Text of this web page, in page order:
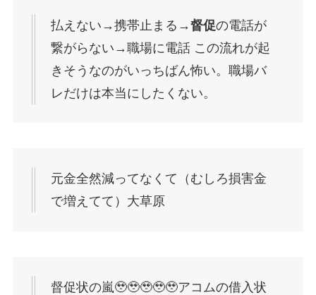
払えない→携帯止まる→督促の電話が
繋がらない→職場に電話 この流れが起
きそうなのがいっちばん怖い。職場バ
レだけは本当にしたくない。
元金全然減ってなくて（むしろ損害金
で増えてて）大草原
督促状の嵐🥹🥹🥹🥹🥹アコムの借入状